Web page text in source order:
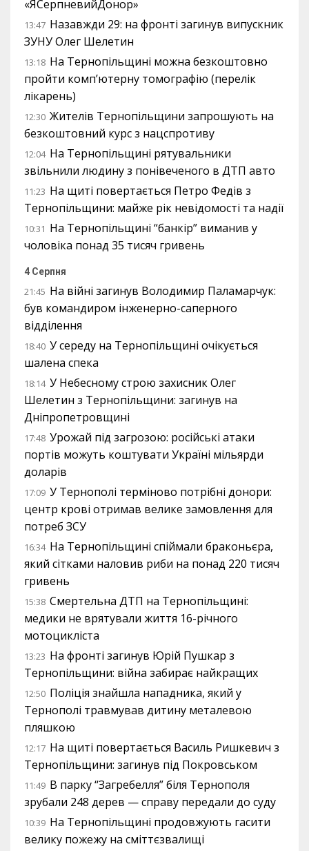
«ЯСерпневийДонор»
13:47 Назавжди 29: на фронті загинув випускник
ЗУНУ Олег Шелетин
13:18 На Тернопільщині можна безкоштовно
пройти комп’ютерну томографію (перелік
лікарень)
12:30 Жителів Тернопільщини запрошують на
безкоштовний курс з нацспротиву
12:04 На Тернопільщині рятувальники
звільнили людину з понівеченого в ДТП авто
11:23 На щиті повертається Петро Федів з
Тернопільщини: майже рік невідомості та надії
10:31 На Тернопільщині “банкір” виманив у
чоловіка понад 35 тисяч гривень
4 Серпня
21:45 На війні загинув Володимир Паламарчук:
був командиром інженерно-саперного
відділення
18:40 У середу на Тернопільщині очікується
шалена спека
18:14 У Небесному строю захисник Олег
Шелетин з Тернопільщини: загинув на
Дніпропетровщині
17:48 Урожай під загрозою: російські атаки
портів можуть коштувати Україні мільярди
доларів
17:09 У Тернополі терміново потрібні донори:
центр крові отримав велике замовлення для
потреб ЗСУ
16:34 На Тернопільщині спіймали браконьєра,
який сітками наловив риби на понад 220 тисяч
гривень
15:38 Смертельна ДТП на Тернопільщині:
медики не врятували життя 16-річного
мотоцикліста
13:23 На фронті загинув Юрій Пушкар з
Тернопільщини: війна забирає найкращих
12:50 Поліція знайшла нападника, який у
Тернополі травмував дитину металевою
пляшкою
12:17 На щиті повертається Василь Ришкевич з
Тернопільщини: загинув під Покровськом
11:49 В парку “Загребелля” біля Тернополя
зрубали 248 дерев — справу передали до суду
10:39 На Тернопільщині продовжують гасити
велику пожежу на сміттєзвалищі